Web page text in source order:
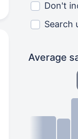
Don't
Search
Average